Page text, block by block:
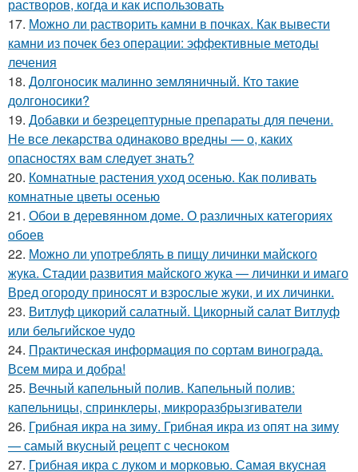
растворов, когда и как использовать
17. Можно ли растворить камни в почках. Как вывести
камни из почек без операции: эффективные методы
лечения
18. Долгоносик малинно земляничный. Кто такие
долгоносики?
19. Добавки и безрецептурные препараты для печени.
Не все лекарства одинаково вредны — о, каких
опасностях вам следует знать?
20. Комнатные растения уход осенью. Как поливать
комнатные цветы осенью
21. Обои в деревянном доме. О различных категориях
обоев
22. Можно ли употреблять в пищу личинки майского
жука. Стадии развития майского жука — личинки и имаго
Вред огороду приносят и взрослые жуки, и их личинки.
23. Витлуф цикорий салатный. Цикорный салат Витлуф
или бельгийское чудо
24. Практическая информация по сортам винограда.
Всем мира и добра!
25. Вечный капельный полив. Капельный полив:
капельницы, спринклеры, микроразбрызгиватели
26. Грибная икра на зиму. Грибная икра из опят на зиму
— самый вкусный рецепт с чесноком
27. Грибная икра с луком и морковью. Самая вкусная